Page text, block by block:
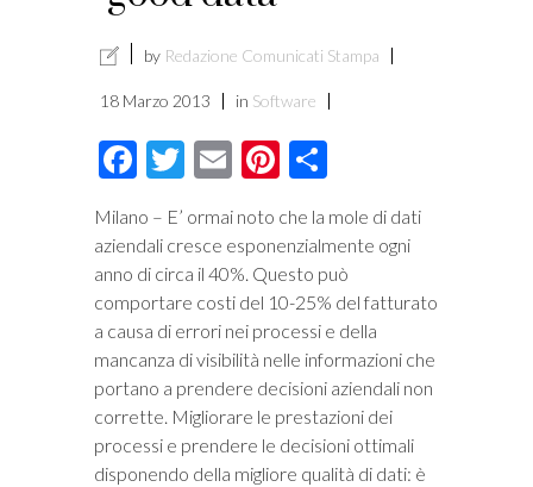
by Redazione Comunicati Stampa
18 Marzo 2013 in Software
Facebook
Twitter
EmailPinterest
Milano – E’ ormai noto che la mole di dati
aziendali cresce esponenzialmente ogni
anno di circa il 40%. Questo può
comportare costi del 10-25% del fatturato
a causa di errori nei processi e della
mancanza di visibilità nelle informazioni che
portano a prendere decisioni aziendali non
corrette. Migliorare le prestazioni dei
processi e prendere le decisioni ottimali
disponendo della migliore qualità di dati: è